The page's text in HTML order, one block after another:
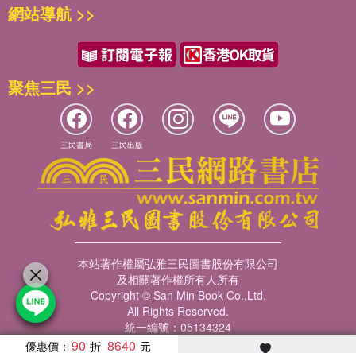
優惠價： 90 8640
網站導航 >>
聚焦三民 >>
三民書局 三民出版
本站著作權屬弘雅三民圖書股份有限公司
及相關著作權所有人所有
Copyright © San Min Book Co.,Ltd.
All Rights Reserved.
統一編號：05134324